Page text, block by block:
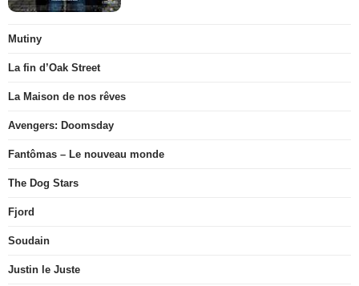
Mutiny
La fin d’Oak Street
La Maison de nos rêves
Avengers: Doomsday
Fantômas – Le nouveau monde
The Dog Stars
Fjord
Soudain
Justin le Juste